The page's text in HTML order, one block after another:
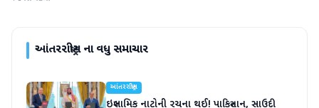
આંતરરાષ્ટ્રીયના વધુ સમાચાર
આંતરરાષ્ટ્રીય
ઇસ્લામિક નાટોની રચના થઈ! પાકિસ્તાન, સાઉદી